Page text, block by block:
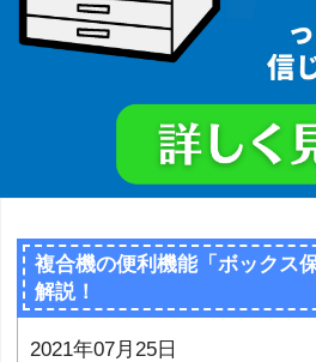
複合機の便利機能「ボックス
解説！
2021年07月25日